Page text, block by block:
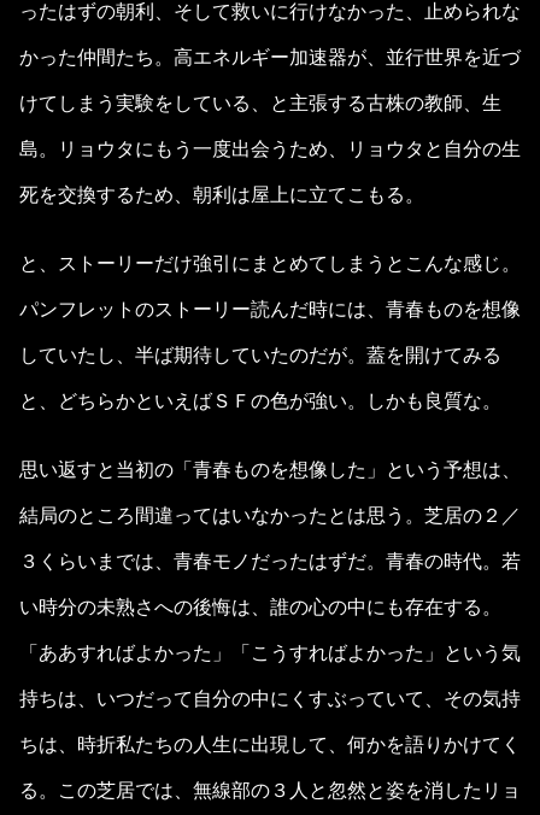
ったはずの朝利、そして救いに行けなかった、止められな
かった仲間たち。高エネルギー加速器が、並行世界を近づ
けてしまう実験をしている、と主張する古株の教師、生
島。リョウタにもう一度出会うため、リョウタと自分の生
死を交換するため、朝利は屋上に立てこもる。
と、ストーリーだけ強引にまとめてしまうとこんな感じ。
パンフレットのストーリー読んだ時には、青春ものを想像
していたし、半ば期待していたのだが。蓋を開けてみる
と、どちらかといえばＳＦの色が強い。しかも良質な。
思い返すと当初の「青春ものを想像した」という予想は、
結局のところ間違ってはいなかったとは思う。芝居の２／
３くらいまでは、青春モノだったはずだ。青春の時代。若
い時分の未熟さへの後悔は、誰の心の中にも存在する。
「ああすればよかった」「こうすればよかった」という気
持ちは、いつだって自分の中にくすぶっていて、その気持
ちは、時折私たちの人生に出現して、何かを語りかけてく
る。この芝居では、無線部の３人と忽然と姿を消したリョ